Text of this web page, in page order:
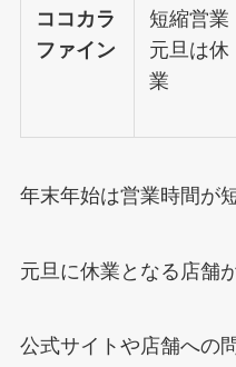
ココカラ
ファイン
短縮営業
元旦は休
業
年末年始は営業時間が
元旦に休業となる店舗
公式サイトや店舗への